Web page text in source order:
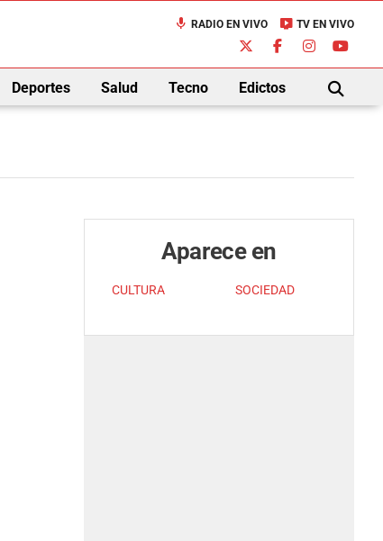
mic RADIO EN VIVO live_tv TV EN VIVO
Deportes Salud Tecno Edictos
BUSCAR
Aparece en
CULTURA SOCIEDAD